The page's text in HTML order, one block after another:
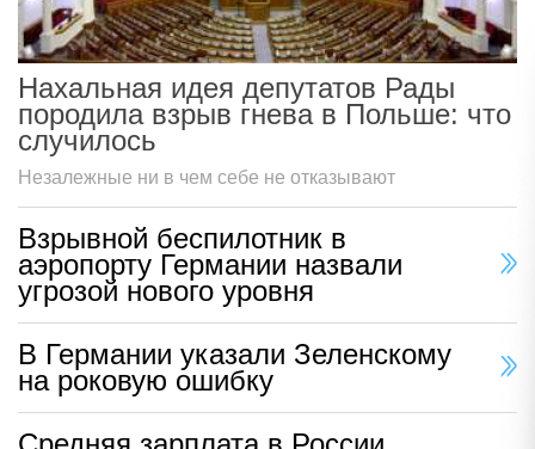
Нахальная идея депутатов Рады
породила взрыв гнева в Польше: что
случилось
Незалежные ни в чем себе не отказывают
Взрывной беспилотник в
аэропорту Германии назвали
угрозой нового уровня
В Германии указали Зеленскому
на роковую ошибку